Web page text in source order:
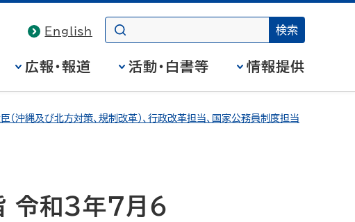
English
広報・報道 活動・白書等 情報提供
（沖縄及び北方対策、規制改革）、行政改革担当、国家公務員制度担当
令和3年7月6